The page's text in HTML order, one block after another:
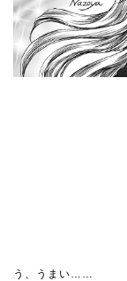
う、うまい……